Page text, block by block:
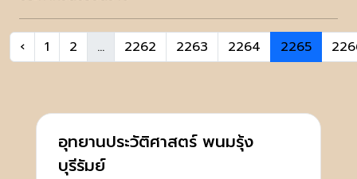
‹ 1 2 ... 2262 2263 2264 2265
อุทยานประวัติศาสตร์ พนมรุ้ง
บุรีรัมย์